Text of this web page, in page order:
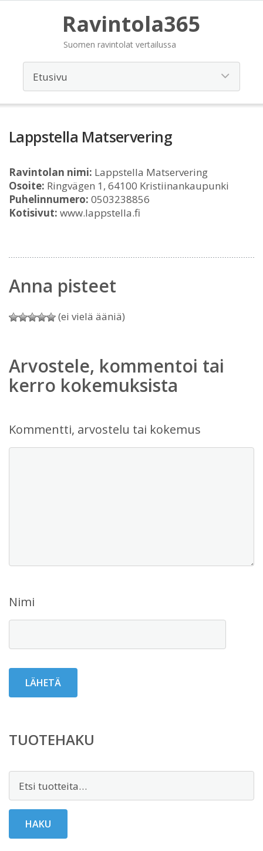
Ravintola365
Suomen ravintolat vertailussa
Lappstella Matservering
Ravintolan nimi: Lappstella Matservering
Osoite: Ringvägen 1, 64100 Kristiinankaupunki
Puhelinnumero: 0503238856
Kotisivut: www.lappstella.fi
Anna pisteet
(ei vielä ääniä)
Arvostele, kommentoi tai
kerro kokemuksista
Kommentti, arvostelu tai kokemus
Nimi
TUOTEHAKU
HAKU